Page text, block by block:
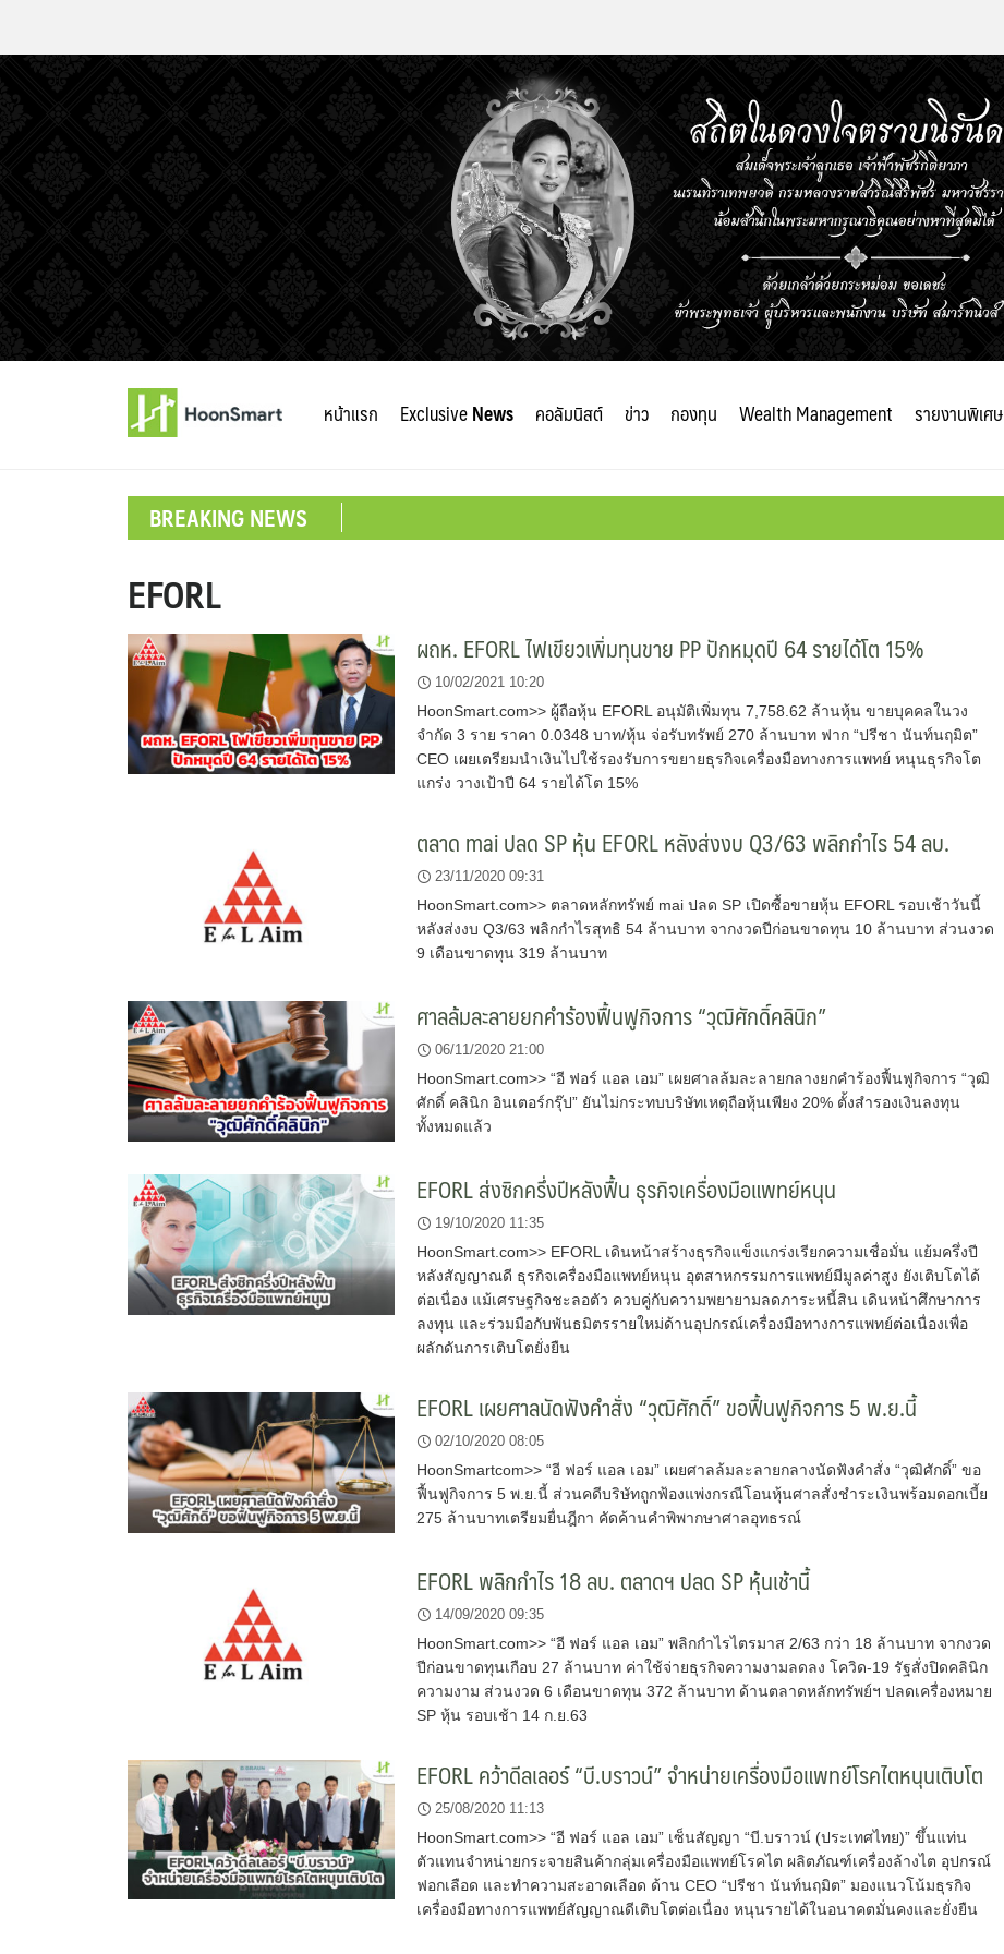
หน้าแรก ExclusiveNews คอลัมนิสต์ ข่าว กองทุน Wealth Management รายงานพิเศษ
BREAKING NEWS
EFORL
ผถห. EFORL ไฟเขียวเพิ่มทุนขาย PP ปักหมุดปี 64 รายได้โต 15%
10/02/2021 10:20
HoonSmart.com>> ผู้ถือหุ้น EFORL อนุมัติเพิ่มทุน 7,758.62 ล้านหุ้น ขายบุคคลในวง
จำกัด 3 ราย ราคา 0.0348 บาท/หุ้น จ่อรับทรัพย์ 270 ล้านบาท ฟาก “ปรีชา นันท์นฤมิต”
CEO เผยเตรียมนำเงินไปใช้รองรับการขยายธุรกิจเครื่องมือทางการแพทย์ หนุนธุรกิจโต
แกร่ง วางเป้าปี 64 รายได้โต 15%
ตลาด mai ปลด SP หุ้น EFORL หลังส่งงบ Q3/63 พลิกกำไร 54 ลบ.
23/11/2020 09:31
HoonSmart.com>> ตลาดหลักทรัพย์ mai ปลด SP เปิดซื้อขายหุ้น EFORL รอบเช้าวันนี้
หลังส่งงบ Q3/63 พลิกกำไรสุทธิ 54 ล้านบาท จากงวดปีก่อนขาดทุน 10 ล้านบาท ส่วนงวด
9 เดือนขาดทุน 319 ล้านบาท
ศาลล้มละลายยกคำร้องฟื้นฟูกิจการ “วุฒิศักดิ์คลินิก”
06/11/2020 21:00
HoonSmart.com>> “อี ฟอร์ แอล เอม” เผยศาลล้มละลายกลางยกคำร้องฟื้นฟูกิจการ “วุฒิ
ศักดิ์ คลินิก อินเตอร์กรุ๊ป” ยันไม่กระทบบริษัทเหตุถือหุ้นเพียง 20% ตั้งสำรองเงินลงทุน
ทั้งหมดแล้ว
EFORL ส่งซิกครึ่งปีหลังฟื้น ธุรกิจเครื่องมือแพทย์หนุน
19/10/2020 11:35
HoonSmart.com>> EFORL เดินหน้าสร้างธุรกิจแข็งแกร่งเรียกความเชื่อมั่น แย้มครึ่งปี
หลังสัญญาณดี ธุรกิจเครื่องมือแพทย์หนุน อุตสาหกรรมการแพทย์มีมูลค่าสูง ยังเติบโตได้
ต่อเนื่อง แม้เศรษฐกิจชะลอตัว ควบคู่กับความพยายามลดภาระหนี้สิน เดินหน้าศึกษาการ
ลงทุน และร่วมมือกับพันธมิตรรายใหม่ด้านอุปกรณ์เครื่องมือทางการแพทย์ต่อเนื่องเพื่อ
ผลักดันการเติบโตยั่งยืน
EFORL เผยศาลนัดฟังคำสั่ง “วุฒิศักดิ์” ขอฟื้นฟูกิจการ 5 พ.ย.นี้
02/10/2020 08:05
HoonSmartcom>> “อี ฟอร์ แอล เอม” เผยศาลล้มละลายกลางนัดฟังคำสั่ง “วุฒิศักดิ์” ขอ
ฟื้นฟูกิจการ 5 พ.ย.นี้ ส่วนคดีบริษัทถูกฟ้องแพ่งกรณีโอนหุ้นศาลสั่งชำระเงินพร้อมดอกเบี้ย
275 ล้านบาทเตรียมยื่นฎีกา คัดค้านคำพิพากษาศาลอุทธรณ์
EFORL พลิกกำไร 18 ลบ. ตลาดฯ ปลด SP หุ้นเช้านี้
14/09/2020 09:35
HoonSmart.com>> “อี ฟอร์ แอล เอม” พลิกกำไรไตรมาส 2/63 กว่า 18 ล้านบาท จากงวด
ปีก่อนขาดทุนเกือบ 27 ล้านบาท ค่าใช้จ่ายธุรกิจความงามลดลง โควิด-19 รัฐสั่งปิดคลินิก
ความงาม ส่วนงวด 6 เดือนขาดทุน 372 ล้านบาท ด้านตลาดหลักทรัพย์ฯ ปลดเครื่องหมาย
SP หุ้น รอบเช้า 14 ก.ย.63
EFORL คว้าดีลเลอร์ “บี.บราวน์” จำหน่ายเครื่องมือแพทย์โรคไตหนุนเติบโต
25/08/2020 11:13
HoonSmart.com>> “อี ฟอร์ แอล เอม” เซ็นสัญญา “บี.บราวน์ (ประเทศไทย)” ขึ้นแท่น
ตัวแทนจำหน่ายกระจายสินค้ากลุ่มเครื่องมือแพทย์โรคไต ผลิตภัณฑ์เครื่องล้างไต อุปกรณ์
ฟอกเลือด และทำความสะอาดเลือด ด้าน CEO “ปรีชา นันท์นฤมิต” มองแนวโน้มธุรกิจ
เครื่องมือทางการแพทย์สัญญาณดีเติบโตต่อเนื่อง หนุนรายได้ในอนาคตมั่นคงและยั่งยืน